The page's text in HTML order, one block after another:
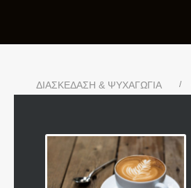
ΔΙΑΣΚΕΔΑΣΗ & ΨΥΧΑΓΩΓΙΑ